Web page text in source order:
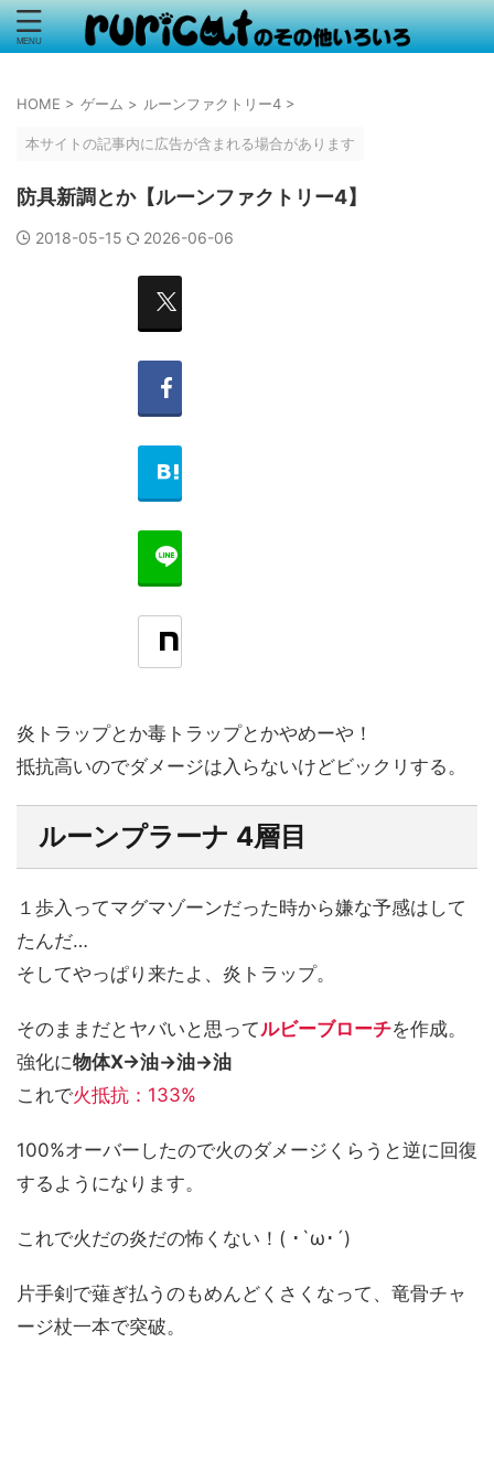
HOME > ゲーム > ルーンファクトリー4 >
本サイトの記事内に広告が含まれる場合があります
防具新調とか【ルーンファクトリー4】
2018-05-15 2026-06-06
炎トラップとか毒トラップとかやめーや！
抵抗高いのでダメージは入らないけどビックリする。
ルーンプラーナ 4層目
１歩入ってマグマゾーンだった時から嫌な予感はして
たんだ…
そしてやっぱり来たよ、炎トラップ。
そのままだとヤバいと思ってルビーブローチを作成。
強化に物体X→油→油→油
これで火抵抗：133%
100%オーバーしたので火のダメージくらうと逆に回復
するようになります。
これで火だの炎だの怖くない！( ･`ω･´)
片手剣で薙ぎ払うのもめんどくさくなって、竜骨チャ
ージ杖一本で突破。